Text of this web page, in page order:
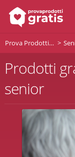
Prova Prodotti Gratis
Prodotti
senior